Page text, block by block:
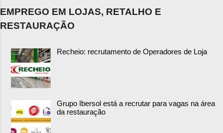
EMPREGO EM LOJAS, RETALHO E
RESTAURAÇÃO
Recheio: recrutamento de Operadores de Loja
Grupo Ibersol está a recrutar para vagas na área
da restauração